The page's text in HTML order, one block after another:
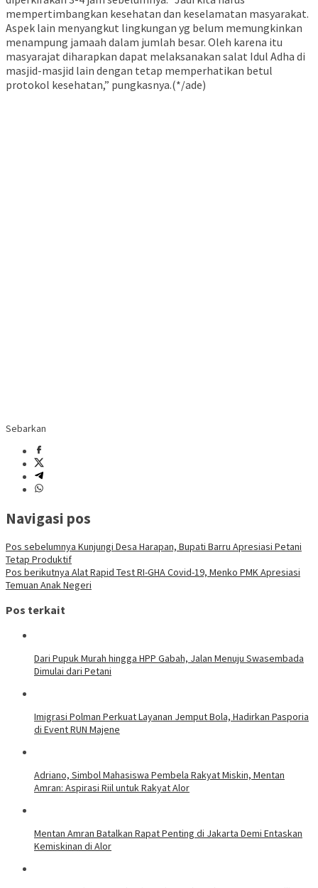
mempertimbangkan kesehatan dan keselamatan masyarakat.
Aspek lain menyangkut lingkungan yg belum memungkinkan
menampung jamaah dalam jumlah besar. Oleh karena itu
masyarajat diharapkan dapat melaksanakan salat Idul Adha di
masjid-masjid lain dengan tetap memperhatikan betul
protokol kesehatan,” pungkasnya.(*/ade)
Sebarkan
Navigasi pos
Pos sebelumnya Kunjungi Desa Harapan, Bupati Barru Apresiasi Petani
Tetap Produktif
Pos berikutnya Alat Rapid Test RI-GHA Covid-19, Menko PMK Apresiasi
Temuan Anak Negeri
Pos terkait
Dari Pupuk Murah hingga HPP Gabah, Jalan Menuju Swasembada
Dimulai dari Petani
Imigrasi Polman Perkuat Layanan Jemput Bola, Hadirkan Pasporia
di Event RUN Majene
Adriano, Simbol Mahasiswa Pembela Rakyat Miskin, Mentan
Amran: Aspirasi Riil untuk Rakyat Alor
Mentan Amran Batalkan Rapat Penting di Jakarta Demi Entaskan
Kemiskinan di Alor